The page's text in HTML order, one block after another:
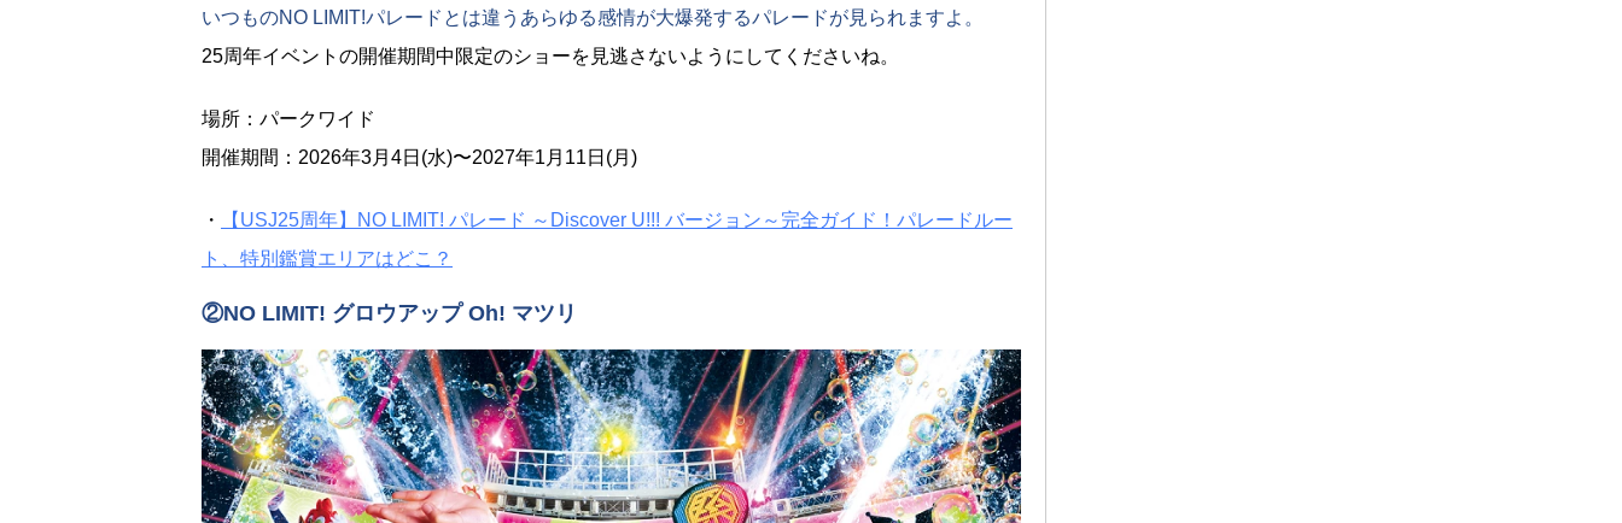
いつものNO LIMIT!パレードとは違うあらゆる感情が大爆発するパレードが見られますよ。
25周年イベントの開催期間中限定のショーを見逃さないようにしてくださいね。
場所：パークワイド
開催期間：2026年3月4日(水)〜2027年1月11日(月)
・
【USJ25周年】NO LIMIT! パレード ～Discover U!!! バージョン～完全ガイド！パレードルー
ト、特別鑑賞エリアはどこ？
②NO LIMIT! グロウアップ Oh! マツリ